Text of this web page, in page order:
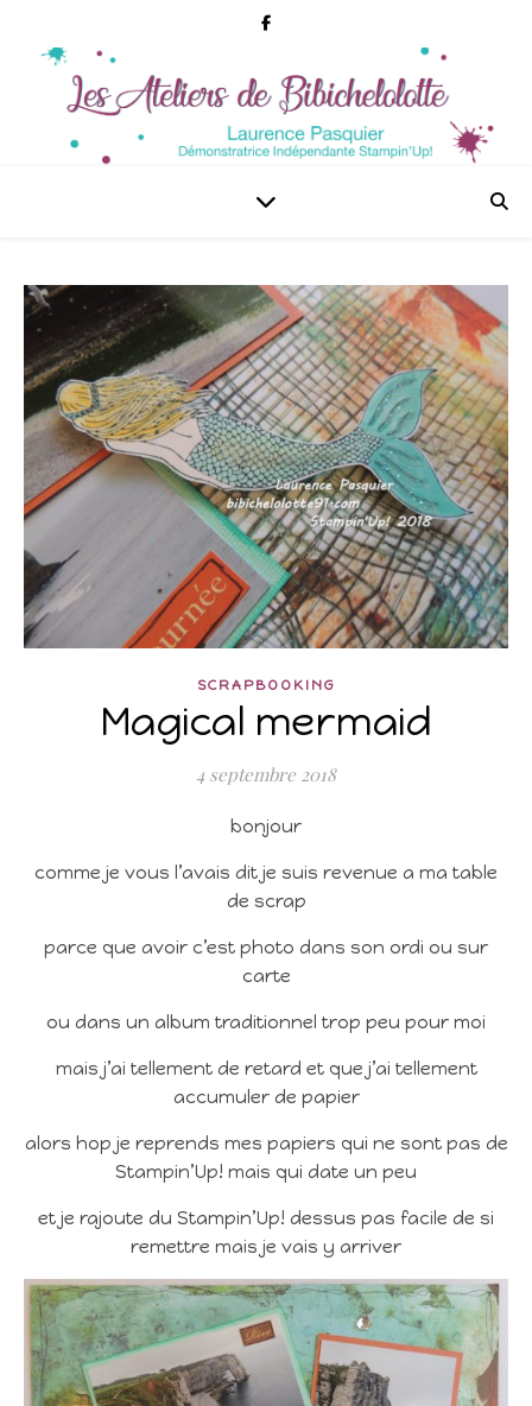
SCRAPBOOKING
Magical mermaid
4 septembre 2018
bonjour
comme je vous l’avais dit je suis revenue a ma table
de scrap
parce que avoir c’est photo dans son ordi ou sur
carte
ou dans un album traditionnel trop peu pour moi
mais j’ai tellement de retard et que j’ai tellement
accumuler de papier
alors hop je reprends mes papiers qui ne sont pas de
Stampin’Up! mais qui date un peu
et je rajoute du Stampin’Up! dessus pas facile de si
remettre mais je vais y arriver